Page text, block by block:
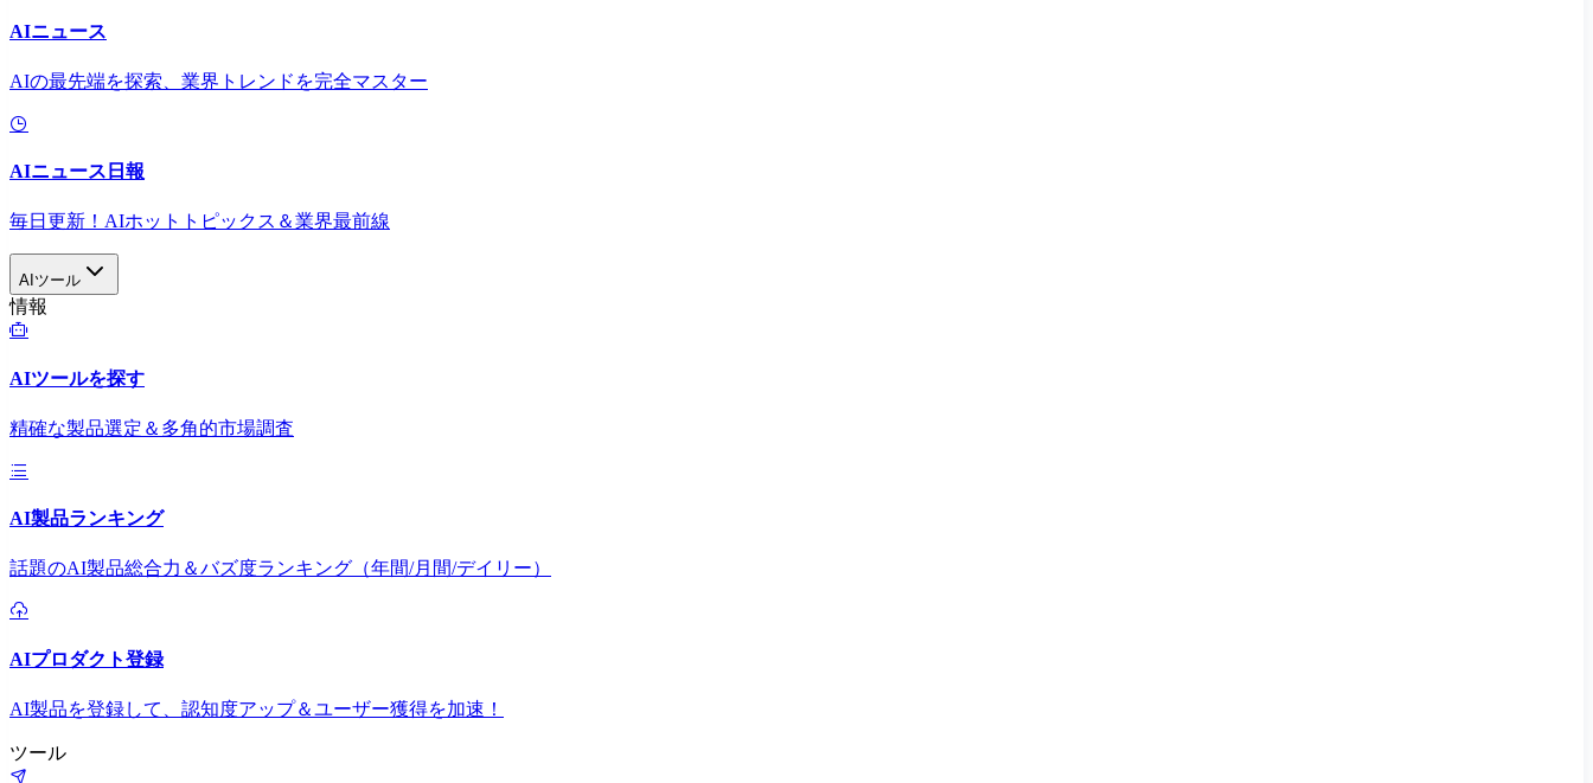
AIニュース
AIの最先端を探索、業界トレンドを完全マスター
AIニュース日報
毎日更新！AIホットトピックス＆業界最前線
AIツール
情報
AIツールを探す
精確な製品選定＆多角的市場調査
AI製品ランキング
話題のAI製品総合力＆バズ度ランキング（年間/月間/デイリー）
AIプロダクト登録
AI製品を登録して、認知度アップ＆ユーザー獲得を加速！
ツール